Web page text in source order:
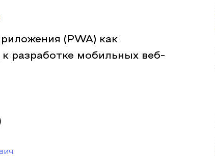
(PWA) как
разработке мобильных веб-